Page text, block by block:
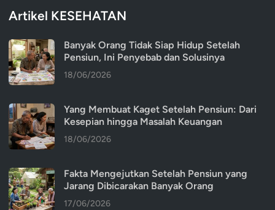
Artikel KESEHATAN
Banyak Orang Tidak Siap Hidup Setelah
Pensiun, Ini Penyebab dan Solusinya
18/06/2026
Yang Membuat Kaget Setelah Pensiun: Dari
Kesepian hingga Masalah Keuangan
18/06/2026
Fakta Mengejutkan Setelah Pensiun yang
Jarang Dibicarakan Banyak Orang
17/06/2026